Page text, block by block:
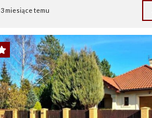
3 miesiące temu